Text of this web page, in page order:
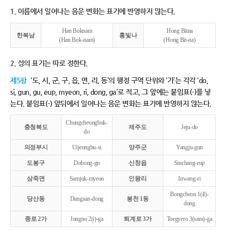
1. 이름에서 일어나는 음운 변화는 표기에 반영하지 않는다.
한복남
Han Boknam
(Han Bok-nam)
홍빛나
Hong Bitna
(Hong Bit-na)
2. 성의 표기는 따로 정한다.
제5항 ‘도, 시, 군, 구, 읍, 면, 리, 동’의 행정 구역 단위와 ‘가’는 각각 ‘do,
si, gun, gu, eup, myeon, ri, dong, ga’로 적고, 그 앞에는 붙임표(-)를 넣
는다. 붙임표(-) 앞뒤에서 일어나는 음운 변화는 표기에 반영하지 않는다.
충청북도
Chungcheongbuk-
do
제주도 Jeju-do
의정부시 Uijeongbu-si 양주군 Yangju-gun
도봉구 Dobong-gu 신창읍 Sinchang-eup
삼죽면 Samjuk-myeon 인왕리 Inwang-ri
당산동 Dangsan-dong 봉천 1동
Bongcheon 1(il)-
dong
종로 2가 Jongno 2(i)-ga 퇴계로 3가 Toegyero 3(sam)-ga